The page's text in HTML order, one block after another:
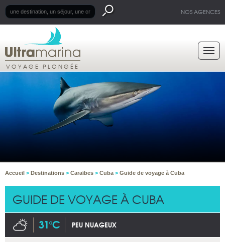
NOS AGENCES
VOYAGE PLONGÉE
Accueil > Destinations > Caraïbes > Cuba > Guide de voyage à Cuba
GUIDE DE VOYAGE À CUBA
31°C PEU NUAGEUX